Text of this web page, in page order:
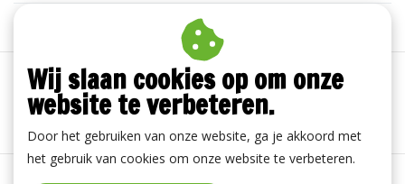
Algemene voorwaarden | Disclaimer
Wij slaan cookies op om onze
website te verbeteren.
Door het gebruiken van onze website, ga je akkoord met
het gebruik van cookies om onze website te verbeteren.